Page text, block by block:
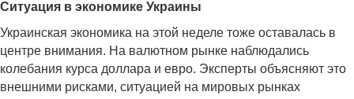
Ситуация в экономике Украины
Украинская экономика на этой неделе тоже оставалась в
центре внимания. На валютном рынке наблюдались
колебания курса доллара и евро. Эксперты объясняют это
внешними рисками, ситуацией на мировых рынках